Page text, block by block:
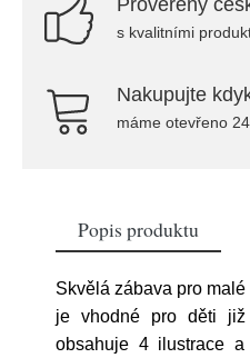
Prověřený
s kvalitními
Nakupujte
máme otevřeno
Popis produktu
Skvělá zábava pro
je vhodné pro děti
obsahuje 4 ilustrace